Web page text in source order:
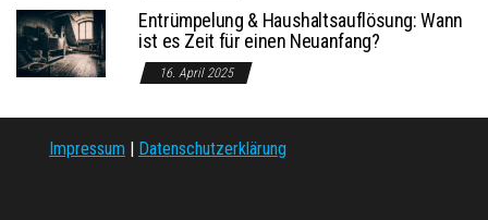
Entrümpelung & Haushaltsauflösung: Wann
ist es Zeit für einen Neuanfang?
16. April 2025
Impressum | Datenschutzerklärung